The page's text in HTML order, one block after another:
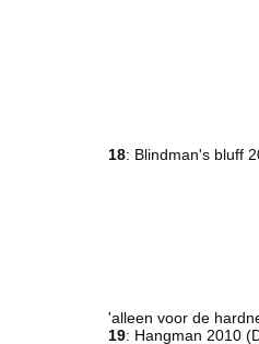
18: Blindman's bluff
'alleen voor de
19: Hangman 2010